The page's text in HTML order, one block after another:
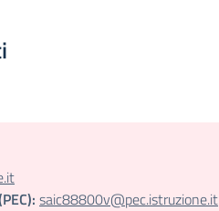
saic88800v@pec.istruzione.it